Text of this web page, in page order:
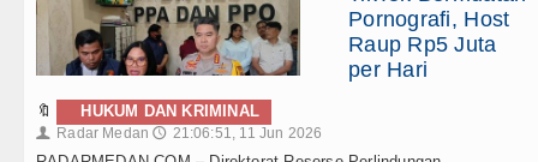
Pornografi, Host
Raup Rp5 Juta
per Hari
🔖 HUKUM DAN KRIMINAL
👤 Radar Medan 🕔 21:06:51, 11 Jun 2026